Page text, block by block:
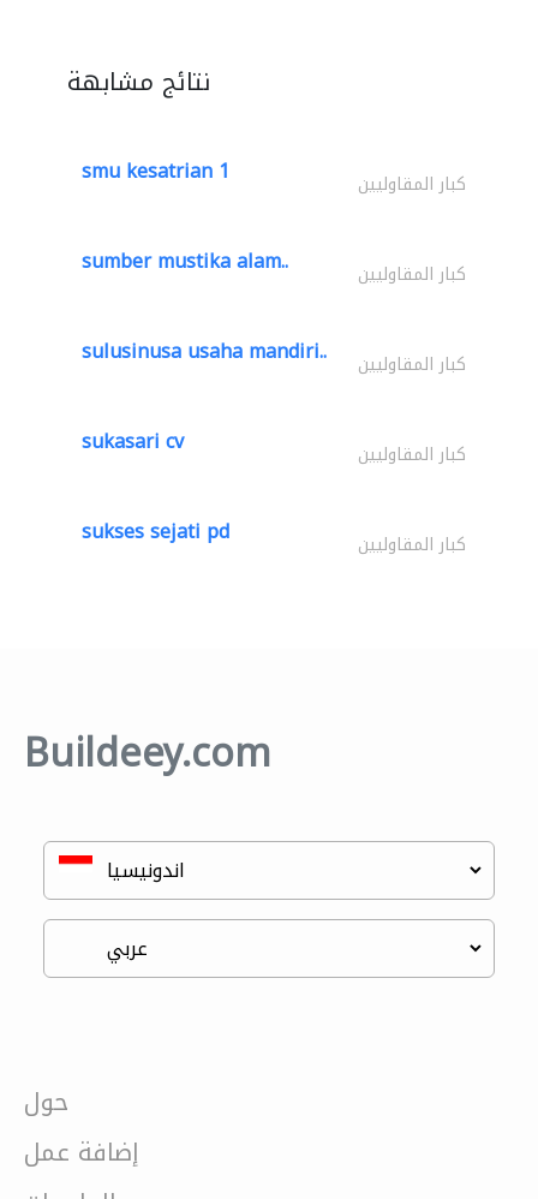
نتائج مشابهة
smu kesatrian 1 كبار المقاوليين
sumber mustika alam.. كبار المقاوليين
sulusinusa usaha mandiri.. كبار المقاوليين
sukasari cv كبار المقاوليين
sukses sejati pd كبار المقاوليين
Buildeey.com
حول
إضافة عمل